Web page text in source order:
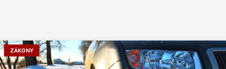
ZÁKONY